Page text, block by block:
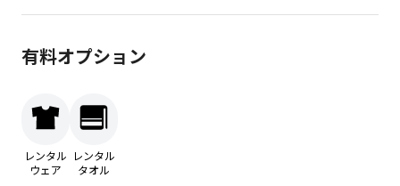
有料オプション
レンタル
ウェア
レンタル
タオル